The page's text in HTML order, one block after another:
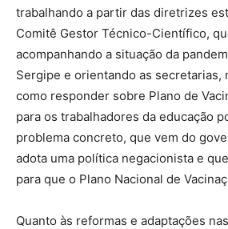
trabalhando a partir das diretrizes
Comitê Gestor Técnico-Científico,
acompanhando a situação da
Sergipe e orientando as secretarias,
como responder sobre Plano de
para os trabalhadores da educação
problema concreto, que vem do
adota uma política negacionista e
para que o Plano Nacional de
Quanto às reformas e adaptações